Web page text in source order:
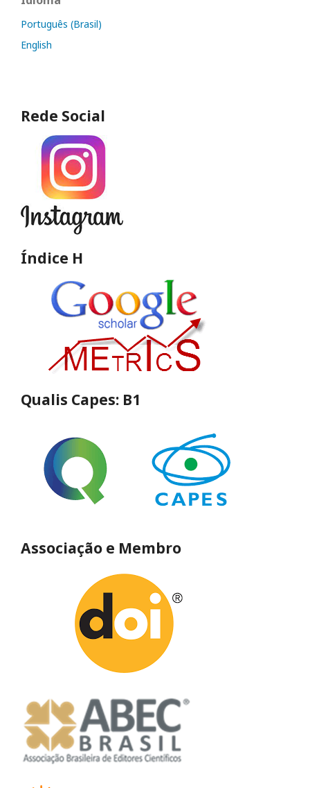
Português (Brasil)
English
Rede Social
Índice H
Qualis Capes: B1
Associação e Membro